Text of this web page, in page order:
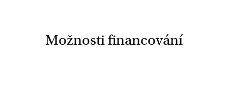
Možnosti financování